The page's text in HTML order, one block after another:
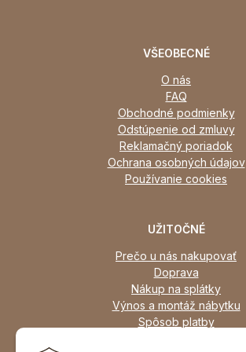
VŠEOBECNÉ
O nás
FAQ
Obchodné podmienky
Odstúpenie od zmluvy
Reklamačný poriadok
Ochrana osobných údajov
Používanie cookies
UŽITOČNÉ
Prečo u nás nakupovať
Doprava
Nákup na splátky
Výnos a montáž nábytku
Spôsob platby